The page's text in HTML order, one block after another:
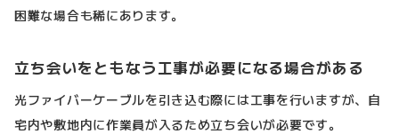
困難な場合も稀にあります。
立ち会いをともなう工事が必要になる場合がある
光ファイバーケーブルを引き込む際には工事を行いますが、自
宅内や敷地内に作業員が入るため立ち会いが必要です。